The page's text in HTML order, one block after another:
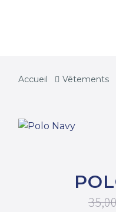
Accueil Vêtements